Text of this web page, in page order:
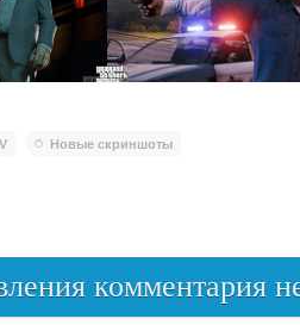
Новые скриншоты
комментария